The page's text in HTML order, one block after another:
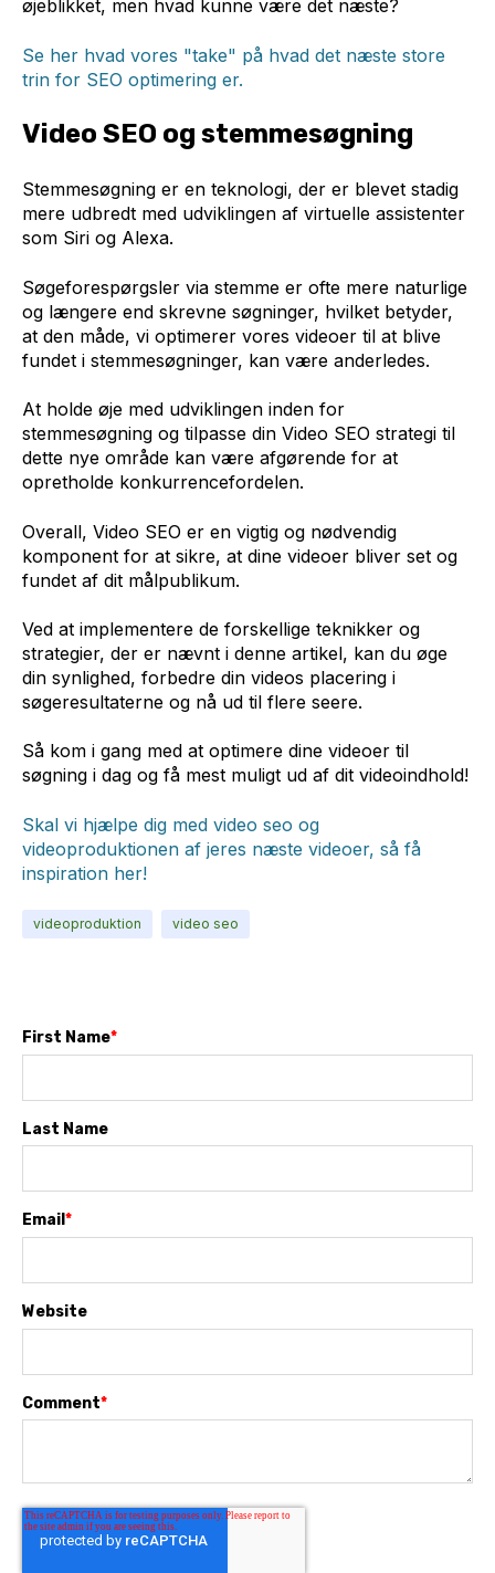
øjeblikket, men hvad kunne være det næste?
Se her hvad vores "take" på hvad det næste store
trin for SEO optimering er.
Video SEO og stemmesøgning
Stemmesøgning er en teknologi, der er blevet stadig
mere udbredt med udviklingen af virtuelle assistenter
som Siri og Alexa.
Søgeforespørgsler via stemme er ofte mere naturlige
og længere end skrevne søgninger, hvilket betyder,
at den måde, vi optimerer vores videoer til at blive
fundet i stemmesøgninger, kan være anderledes.
At holde øje med udviklingen inden for
stemmesøgning og tilpasse din Video SEO strategi til
dette nye område kan være afgørende for at
opretholde konkurrencefordelen.
Overall, Video SEO er en vigtig og nødvendig
komponent for at sikre, at dine videoer bliver set og
fundet af dit målpublikum.
Ved at implementere de forskellige teknikker og
strategier, der er nævnt i denne artikel, kan du øge
din synlighed, forbedre din videos placering i
søgeresultaterne og nå ud til flere seere.
Så kom i gang med at optimere dine videoer til
søgning i dag og få mest muligt ud af dit videoindhold!
Skal vi hjælpe dig med video seo og
videoproduktionen af jeres næste videoer, så få
inspiration her!
videoproduktion video seo
First Name*
Last Name
Email *
Website
Comment*